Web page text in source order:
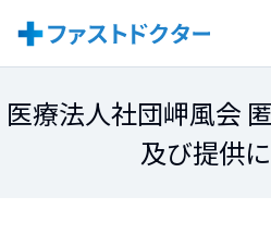
医療法人社団岬風会
及び提供